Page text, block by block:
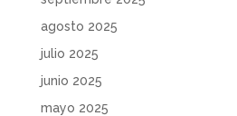
agosto 2025
julio 2025
junio 2025
mayo 2025